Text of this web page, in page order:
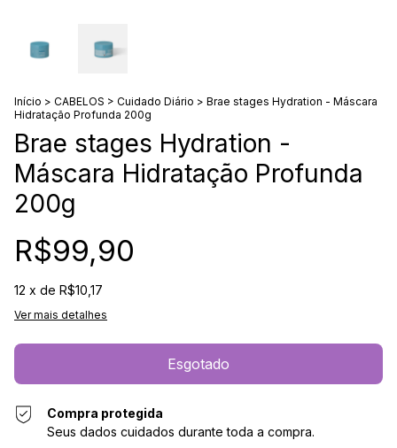
Início > CABELOS > Cuidado Diário > Brae stages Hydration - Máscara
Hidratação Profunda 200g
Brae stages Hydration -
Máscara Hidratação Profunda
200g
R$99,90
12 x de R$10,17
Ver mais detalhes
Compra protegida
Seus dados cuidados durante toda a compra.